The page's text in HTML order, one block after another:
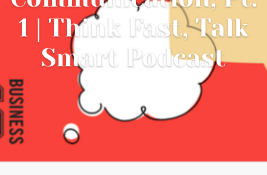
1 | Think Fast, Talk
Smart Podcast